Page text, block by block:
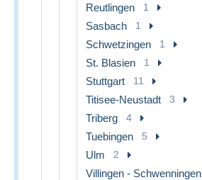
Reutlingen 1
Sasbach 1
Schwetzingen 1
St. Blasien 1
Stuttgart 11
Titisee-Neustadt 3
Triberg 4
Tuebingen 5
Ulm 2
Villingen - Schwenningen